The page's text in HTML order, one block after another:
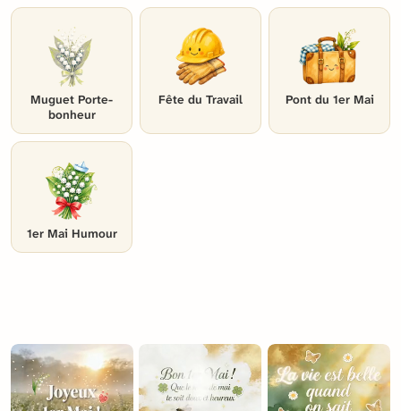
Muguet Porte-
bonheur
Fête du Travail Pont du 1er Mai
1er Mai Humour